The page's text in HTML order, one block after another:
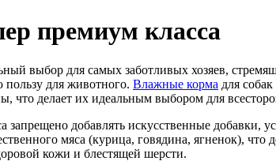
премиум класса
выбор для самых заботливых хозяев,
для животного. Влажные корма для
что делает их идеальным выбором для
добавлять искусственные добавки,
мяса (курица, говядина, ягненок),
кожи и блестящей шерсти.